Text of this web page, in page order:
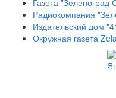
Газета "Зеленоград
Радиокомпания
Издательский дом
Окружная газета